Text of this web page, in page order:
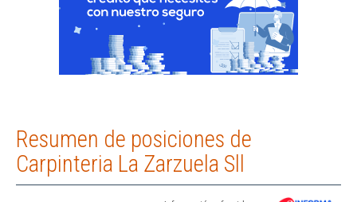
Resumen de posiciones de
Carpinteria La Zarzuela Sll